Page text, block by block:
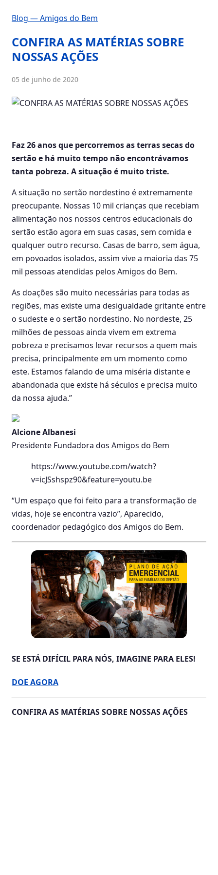
Blog — Amigos do Bem
CONFIRA AS MATÉRIAS SOBRE
NOSSAS AÇÕES
05 de junho de 2020
Faz 26 anos que percorremos as terras secas do
sertão e há muito tempo não encontrávamos
tanta pobreza. A situação é muito triste.
A situação no sertão nordestino é extremamente
preocupante. Nossas 10 mil crianças que recebiam
alimentação nos nossos centros educacionais do
sertão estão agora em suas casas, sem comida e
qualquer outro recurso. Casas de barro, sem água,
em povoados isolados, assim vive a maioria das 75
mil pessoas atendidas pelos Amigos do Bem.
As doações são muito necessárias para todas as
regiões, mas existe uma desigualdade gritante entre
o sudeste e o sertão nordestino. No nordeste, 25
milhões de pessoas ainda vivem em extrema
pobreza e precisamos levar recursos a quem mais
precisa, principalmente em um momento como
este. Estamos falando de uma miséria distante e
abandonada que existe há séculos e precisa muito
da nossa ajuda.”
Alcione Albanesi
Presidente Fundadora dos Amigos do Bem
https://www.youtube.com/watch?
v=icJSshspz90&feature=youtu.be
“Um espaço que foi feito para a transformação de
vidas, hoje se encontra vazio”, Aparecido,
coordenador pedagógico dos Amigos do Bem.
SE ESTÁ DIFÍCIL PARA NÓS, IMAGINE PARA ELES!
DOE AGORA
CONFIRA AS MATÉRIAS SOBRE NOSSAS AÇÕES